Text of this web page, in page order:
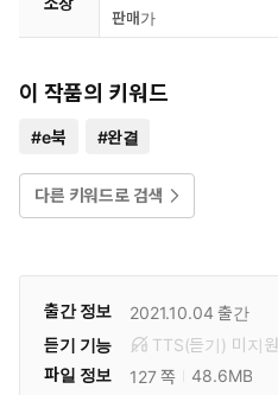
판매가
이 작품의 키워드
#e북 #완결
다른 키워드로 검색
출간 정보 2021.10.04 출간
듣기 기능
TTS(듣기) 미 지원
파일 정보
127 쪽
48.6MB